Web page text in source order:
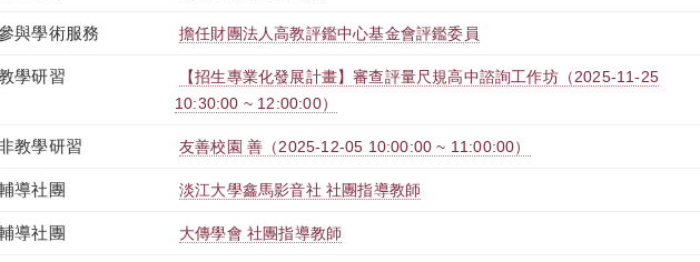
與學術服務 擔任財團法人高教評鑑中心基金會評鑑委員
學研習
【招生專業化發展計畫】審查評量尺規高中諮詢工作坊（2025-11-25
10:30:00 ~ 12:00:00）
教學研習 友善校園 善（2025-12-05 10:00:00 ~ 11:00:00）
導社團 淡江大學鑫馬影音社 社團指導教師
導社團 大傳學會 社團指導教師